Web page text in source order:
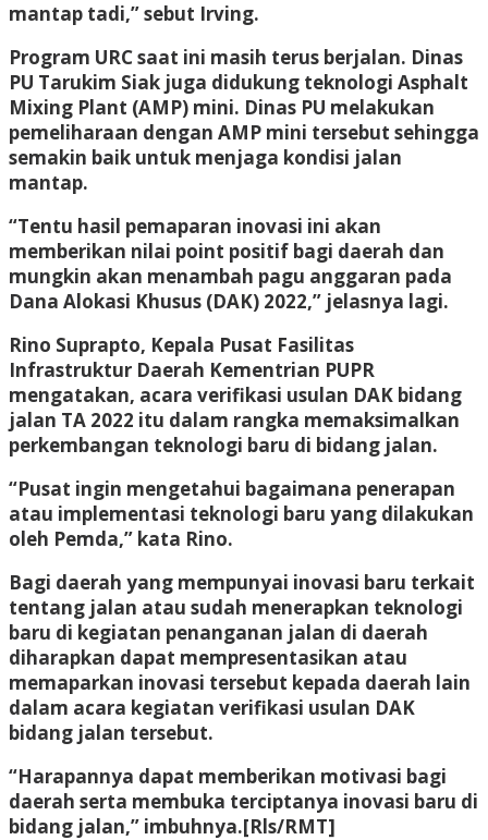
mantap tadi,” sebut Irving.
Program URC saat ini masih terus berjalan. Dinas
PU Tarukim Siak juga didukung teknologi Asphalt
Mixing Plant (AMP) mini. Dinas PU melakukan
pemeliharaan dengan AMP mini tersebut sehingga
semakin baik untuk menjaga kondisi jalan
mantap.
“Tentu hasil pemaparan inovasi ini akan
memberikan nilai point positif bagi daerah dan
mungkin akan menambah pagu anggaran pada
Dana Alokasi Khusus (DAK) 2022,” jelasnya lagi.
Rino Suprapto, Kepala Pusat Fasilitas
Infrastruktur Daerah Kementrian PUPR
mengatakan, acara verifikasi usulan DAK bidang
jalan TA 2022 itu dalam rangka memaksimalkan
perkembangan teknologi baru di bidang jalan.
“Pusat ingin mengetahui bagaimana penerapan
atau implementasi teknologi baru yang dilakukan
oleh Pemda,” kata Rino.
Bagi daerah yang mempunyai inovasi baru terkait
tentang jalan atau sudah menerapkan teknologi
baru di kegiatan penanganan jalan di daerah
diharapkan dapat mempresentasikan atau
memaparkan inovasi tersebut kepada daerah lain
dalam acara kegiatan verifikasi usulan DAK
bidang jalan tersebut.
“Harapannya dapat memberikan motivasi bagi
daerah serta membuka terciptanya inovasi baru di
bidang jalan,” imbuhnya.[Rls/RMT]